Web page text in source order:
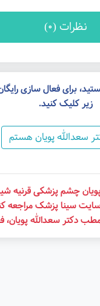
نظرات (0)
برای فعال سازی
زیر کلیک کنید.
سعدالله پویان هستم
چشم پزشکی قرنیه
سینا پزشک مراجعه
مطب دکتر سعدالله